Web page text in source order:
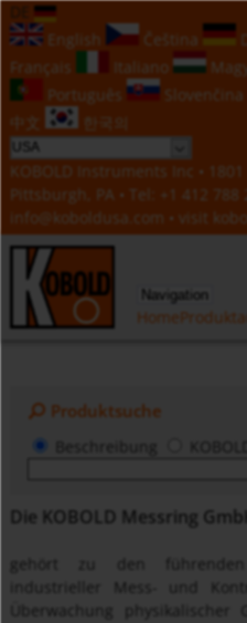
English
Čeština
Français
Italiano
Português
Slovenčina
中文
한국의
KOBOLD Instruments Inc • 1801
Pittsburgh, PA • Tel:
+1 412 788
info@koboldusa.com • visit
Navigation
Home
Produktsuche
Die KOBOLD Messring
gehört zu den
industrieller Mess- und
Überwachung